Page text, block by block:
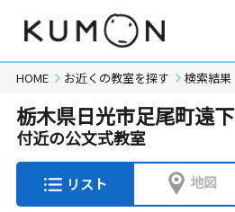
HOME お近くの教室を探す 検索結果
栃木県日光市足尾町遠下
付近の公文式教室
リスト 地図